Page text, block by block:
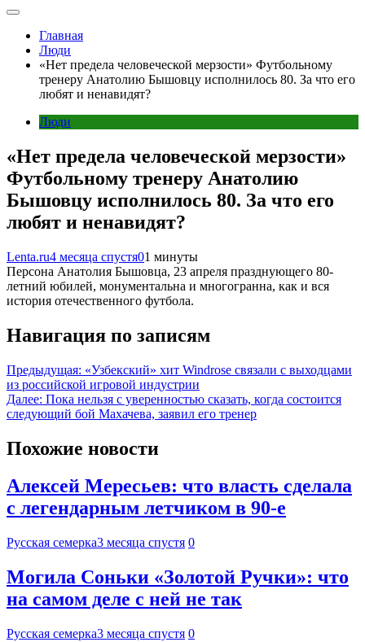
Главная
Люди
«Нет предела человеческой мерзости» Футбольному
тренеру Анатолию Бышовцу исполнилось 80. За что его
любят и ненавидят?
Люди
«Нет предела человеческой мерзости»
Футбольному тренеру Анатолию
Бышовцу исполнилось 80. За что его
любят и ненавидят?
Lenta.ru4 месяца спустя01 минуты
Персона Анатолия Бышовца, 23 апреля празднующего 80-
летний юбилей, монументальна и многогранна, как и вся
история отечественного футбола.
Навигация по записям
Предыдущая: «Узбекский» хит Windrose связали с выходцами
из российской игровой индустрии
Далее: Пока нельзя с уверенностью сказать, когда состоится
следующий бой Махачева, заявил его тренер
Похожие новости
Алексей Мересьев: что власть сделала
с легендарным летчиком в 90-е
Русская семерка3 месяца спустя 0
Могила Соньки «Золотой Ручки»: что
на самом деле с ней не так
Русская семерка3 месяца спустя 0